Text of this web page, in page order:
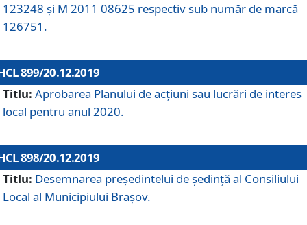
123248 și M 2011 08625 respectiv sub număr de marcă
126751.
899/20.12.2019
Titlu: Aprobarea Planului de acţiuni sau lucrări de interes
local pentru anul 2020.
898/20.12.2019
Titlu: Desemnarea preşedintelui de şedinţă al Consiliului
Local al Municipiului Braşov.